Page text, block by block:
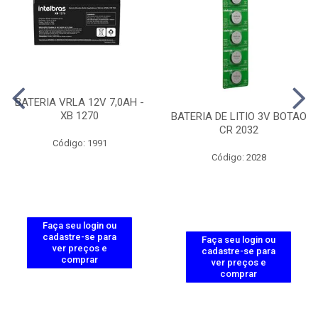
BATERIA VRLA 12V 7,0AH -
XB 1270
Código: 1991
Faça seu login ou
cadastre-se para
ver preços e
comprar
BATERIA DE LITIO 3V BOTAO
CR 2032
Código: 2028
Faça seu login ou
cadastre-se para
ver preços e
comprar